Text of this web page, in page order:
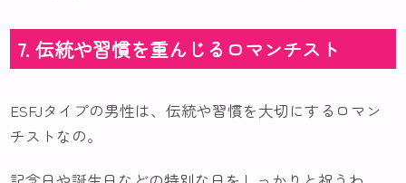
7. 伝統や習慣を重んじるロマンチスト
ESFJタイプの男性は、伝統や習慣を大切にするロマン
チストなの。